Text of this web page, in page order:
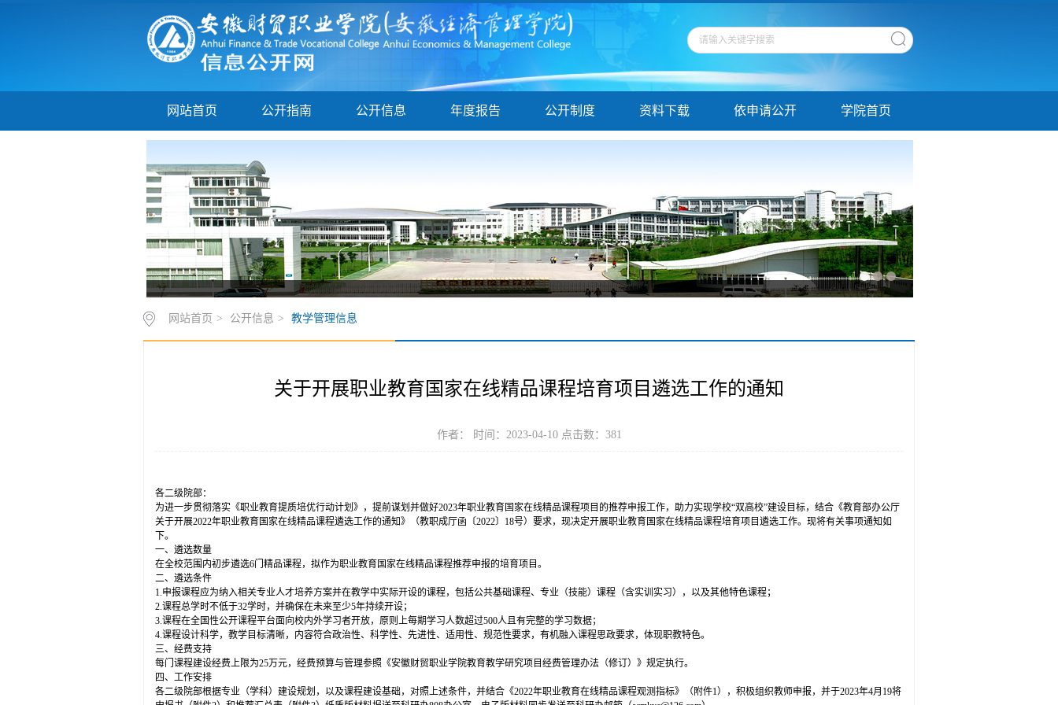
网站首页 公开指南 公开信息 年度报告 公开制度 资料下载 依申请公开 学院首页
网站首页 > 公开信息 > 教学管理信息
关于开展职业教育国家在线精品课程培育项目遴选工作的通知
作者： 时间：2023-04-10 点击数： 381
各二级院部：
为进一步贯彻落实《职业教育提质培优行动计划》，提前谋划并做好2023年职业教育国家在线精品课程项目的推荐申报工作，助力实现学校“双高校”建设目标，结合《教育部办公厅
关于开展2022年职业教育国家在线精品课程遴选工作的通知》（教职成厅函〔2022〕18号）要求，现决定开展职业教育国家在线精品课程培育项目遴选工作。现将有关事项通知如
下。
一、遴选数量
在全校范围内初步遴选6门精品课程，拟作为职业教育国家在线精品课程推荐申报的培育项目。
二、遴选条件
1.申报课程应为纳入相关专业人才培养方案并在教学中实际开设的课程，包括公共基础课程、专业（技能）课程（含实训实习），以及其他特色课程；
2.课程总学时不低于32学时，并确保在未来至少5年持续开设；
3.课程在全国性公开课程平台面向校内外学习者开放，原则上每期学习人数超过500人且有完整的学习数据；
4.课程设计科学，教学目标清晰，内容符合政治性、科学性、先进性、适用性、规范性要求，有机融入课程思政要求，体现职教特色。
三、经费支持
每门课程建设经费上限为25万元，经费预算与管理参照《安徽财贸职业学院教育教学研究项目经费管理办法（修订）》规定执行。
四、工作安排
各二级院部根据专业（学科）建设规划，以及课程建设基础，对照上述条件，并结合《2022年职业教育在线精品课程观测指标》（附件1），积极组织教师申报，并于2023年4月19将